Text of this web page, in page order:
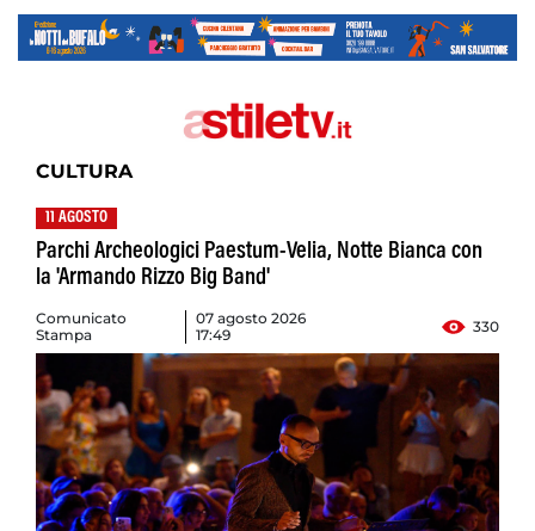
CULTURA
11 AGOSTO
Parchi Archeologici Paestum-Velia, Notte Bianca con
la 'Armando Rizzo Big Band'
Comunicato
Stampa
07 agosto 2026
17:49
330